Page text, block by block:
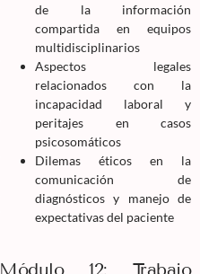
de la información
compartida en equipos
multidisciplinarios
Aspectos legales
relacionados con la
incapacidad laboral y
peritajes en casos
psicosomáticos
Dilemas éticos en la
comunicación de
diagnósticos y manejo de
expectativas del paciente
Módulo 12: Trabajo